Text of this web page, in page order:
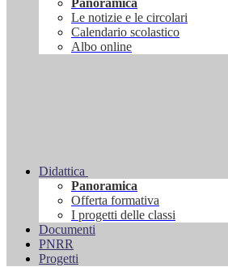
Panoramica
Le notizie e le circolari
Calendario scolastico
Albo online
Didattica
Panoramica
Offerta formativa
I progetti delle classi
Documenti
PNRR
Progetti